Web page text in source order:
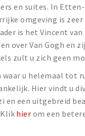
en suites. In
omgeving is
is het Vincent van
over Van Gogh en
zult u zich geen
u helemaal tot
Hier vindt u
en een uitgebreid
hier om een